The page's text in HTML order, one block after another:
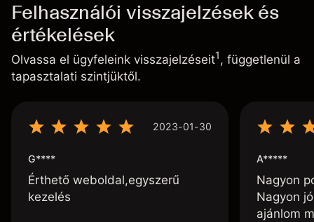
Felhasználói visszajelzések és
értékelések
Olvassa el ügyfeleink visszajelzéseit1, függetlenül a
tapasztalati szintjüktől.
2023-01-30
G****
Érthető weboldal,egyszerű
kezelés
A*****
Nagyon
Nagyon
ajánlom